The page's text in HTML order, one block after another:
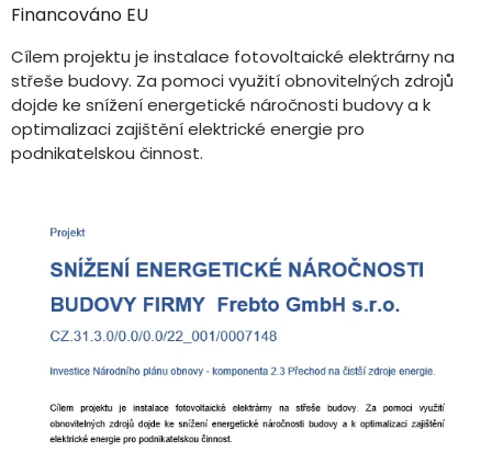
Financováno EU
Cílem projektu je instalace fotovoltaické elektrárny na
střeše budovy. Za pomoci využití obnovitelných zdrojů
dojde ke snížení energetické náročnosti budovy a k
optimalizaci zajištění elektrické energie pro
podnikatelskou činnost.